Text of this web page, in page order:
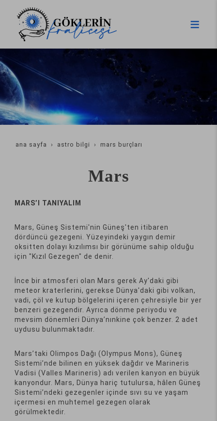
ana sayfa astro bilgi mars burçları
Mars
MARS’I TANIYALIM
Mars, Güneş Sistemi'nin Güneş'ten itibaren
dördüncü gezegeni. Yüzeyindeki yaygın demir
oksitten dolayı kızılımsı bir görünüme sahip olduğu
için "Kızıl Gezegen" de denir.
İnce bir atmosferi olan Mars gerek Ay'daki gibi
meteor kraterlerini, gerekse Dünya'daki gibi volkan,
vadi, çöl ve kutup bölgelerini içeren çehresiyle bir yer
benzeri gezegendir. Ayrıca dönme periyodu ve
mevsim dönemleri Dünya’nınkine çok benzer. 2 adet
uydusu bulunmaktadır.
Mars’taki Olimpos Dağı (Olympus Mons), Güneş
Sistemi’nde bilinen en yüksek dağdır ve Marineris
Vadisi (Valles Marineris) adı verilen kanyon en büyük
kanyondur. Mars, Dünya hariç tutulursa, hâlen Güneş
Sistemi’ndeki gezegenler içinde sıvı su ve yaşam
içermesi en muhtemel gezegen olarak
görülmektedir.